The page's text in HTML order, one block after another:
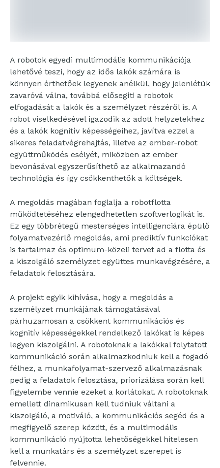
A robotok egyedi multimodális kommunikációja
lehetővé teszi, hogy az idős lakók számára is
könnyen érthetőek legyenek anélkül, hogy jelenlétük
zavaróvá válna, továbbá elősegíti a robotok
elfogadását a lakók és a személyzet részéről is. A
robot viselkedésével igazodik az adott helyzetekhez
és a lakók kognitív képességeihez, javítva ezzel a
sikeres feladatvégrehajtás, illetve az ember-robot
együttműködés esélyét, miközben az ember
bevonásával egyszerűsíthető az alkalmazandó
technológia és így csökkenthetők a költségek.
A megoldás magában foglalja a robotflotta
működtetéséhez elengedhetetlen szoftverlogikát is.
Ez egy többrétegű mesterséges intelligenciára épülő
folyamatvezérlő megoldás, ami prediktív funkciókat
is tartalmaz és optimum-közeli tervet ad a flotta és
a kiszolgáló személyzet együttes munkavégzésére, a
feladatok felosztására.
A projekt egyik kihívása, hogy a megoldás a
személyzet munkájának támogatásával
párhuzamosan a csökkent kommunikációs és
kognitív képességekkel rendelkező lakókat is képes
legyen kiszolgálni. A robotoknak a lakókkal folytatott
kommunikáció során alkalmazkodniuk kell a fogadó
félhez, a munkafolyamat-szervező alkalmazásnak
pedig a feladatok felosztása, priorizálása során kell
figyelembe vennie ezeket a korlátokat. A robotoknak
emellett dinamikusan kell tudniuk váltani a
kiszolgáló, a motiváló, a kommunikációs segéd és a
megfigyelő szerep között, és a multimodális
kommunikáció nyújtotta lehetőségekkel hitelesen
kell a munkatárs és a személyzet szerepet is
felvennie.